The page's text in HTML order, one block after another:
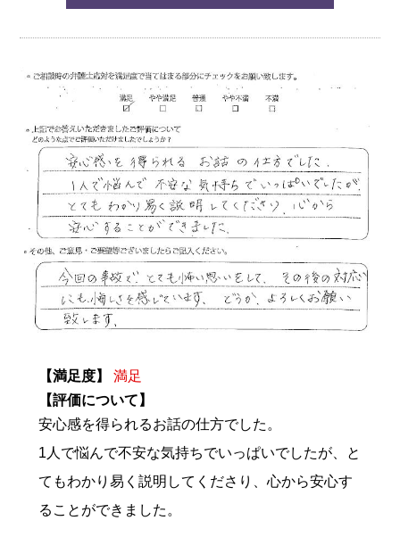
【満足度】
満足
【評価について】
安心感を得られるお話の仕方でした。
1人で悩んで不安な気持ちでいっぱいでしたが、と
てもわかり易く説明してくださり、心から安心す
ることができました。